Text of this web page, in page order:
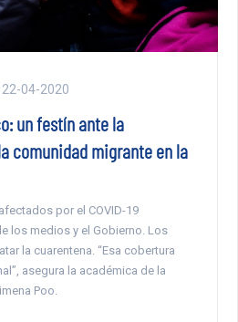
22-04-2020
un festín ante la
comunidad migrante en la
por el COVID-19
los medios y el Gobierno. Los
la cuarentena. “Esa cobertura
asegura la académica de la
Poo.